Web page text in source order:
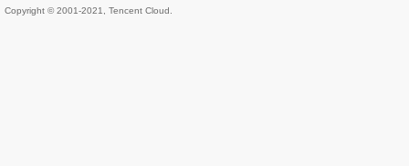
Copyright © 2001-2021, Tencent Cloud.